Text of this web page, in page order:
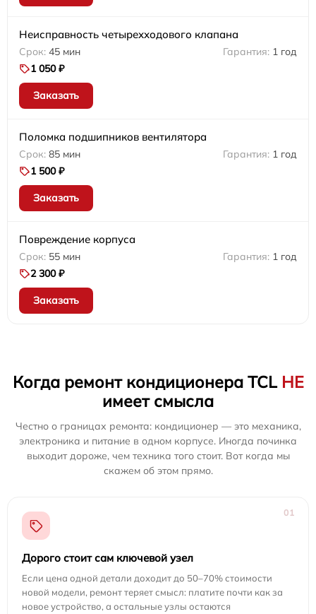
Неисправность четырехходового клапана
45 мин
1 год
1 050 ₽
Заказать
Поломка подшипников вентилятора
85 мин
1 год
1 500 ₽
Заказать
Повреждение корпуса
55 мин
1 год
2 300 ₽
Заказать
Когда ремонт кондиционера TCL НЕ
имеет смысла
Честно о границах ремонта: кондиционер — это механика,
электроника и питание в одном корпусе. Иногда починка
выходит дороже, чем техника того стоит. Вот когда мы
скажем об этом прямо.
01
Дорого стоит сам ключевой узел
Если цена одной детали доходит до 50–70% стоимости
новой модели, ремонт теряет смысл: платите почти как за
новое устройство, а остальные узлы остаются